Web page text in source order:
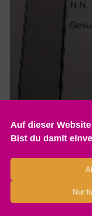
Auf dieser
Bist du damit
Nur